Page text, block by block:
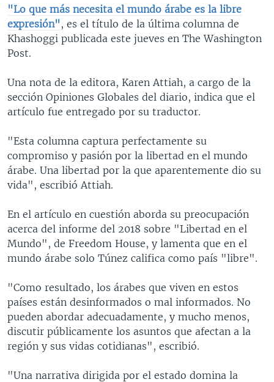
"Lo que más necesita el mundo árabe es la libre
expresión", es el título de la última columna de
Khashoggi publicada este jueves en The Washington
Post.
Una nota de la editora, Karen Attiah, a cargo de la
sección Opiniones Globales del diario, indica que el
artículo fue entregado por su traductor.
"Esta columna captura perfectamente su
compromiso y pasión por la libertad en el mundo
árabe. Una libertad por la que aparentemente dio su
vida", escribió Attiah.
En el artículo en cuestión aborda su preocupación
acerca del informe del 2018 sobre "Libertad en el
Mundo", de Freedom House, y lamenta que en el
mundo árabe solo Túnez califica como país "libre".
"Como resultado, los árabes que viven en estos
países están desinformados o mal informados. No
pueden abordar adecuadamente, y mucho menos,
discutir públicamente los asuntos que afectan a la
región y sus vidas cotidianas", escribió.
"Una narrativa dirigida por el estado domina la